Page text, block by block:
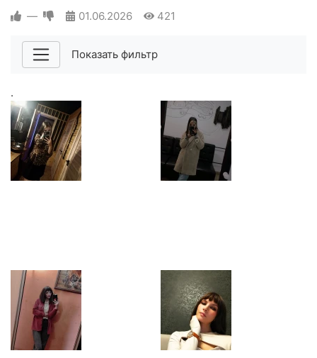
— 01.06.2026 421
Показать фильтр
.